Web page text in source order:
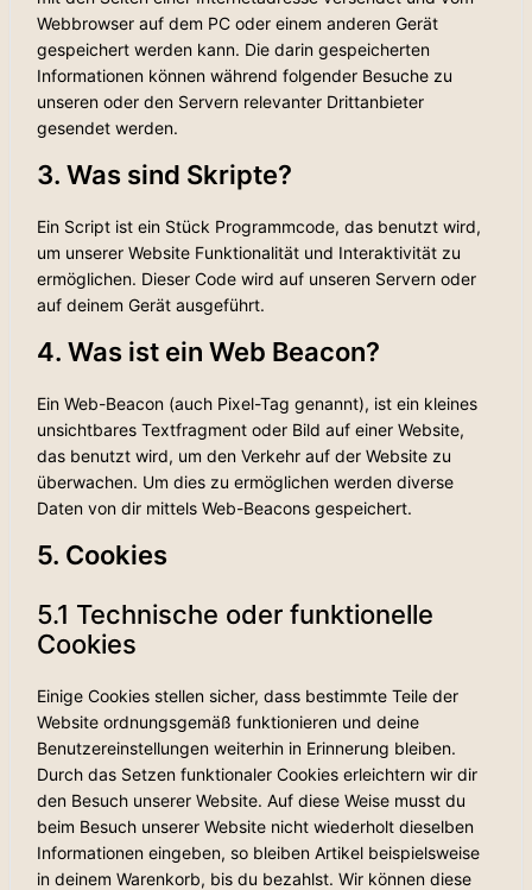
Webbrowser auf dem PC oder einem anderen Gerät
gespeichert werden kann. Die darin gespeicherten
Informationen können während folgender Besuche zu
unseren oder den Servern relevanter Drittanbieter
gesendet werden.
3. Was sind Skripte?
Ein Script ist ein Stück Programmcode, das benutzt wird,
um unserer Website Funktionalität und Interaktivität zu
ermöglichen. Dieser Code wird auf unseren Servern oder
auf deinem Gerät ausgeführt.
4. Was ist ein Web Beacon?
Ein Web-Beacon (auch Pixel-Tag genannt), ist ein kleines
unsichtbares Textfragment oder Bild auf einer Website,
das benutzt wird, um den Verkehr auf der Website zu
überwachen. Um dies zu ermöglichen werden diverse
Daten von dir mittels Web-Beacons gespeichert.
5. Cookies
5.1 Technische oder funktionelle
Cookies
Einige Cookies stellen sicher, dass bestimmte Teile der
Website ordnungsgemäß funktionieren und deine
Benutzereinstellungen weiterhin in Erinnerung bleiben.
Durch das Setzen funktionaler Cookies erleichtern wir dir
den Besuch unserer Website. Auf diese Weise musst du
beim Besuch unserer Website nicht wiederholt dieselben
Informationen eingeben, so bleiben Artikel beispielsweise
in deinem Warenkorb, bis du bezahlst. Wir können diese